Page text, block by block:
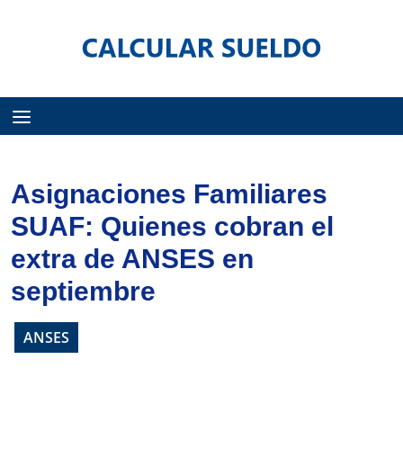
Asignaciones Familiares
SUAF: Quienes cobran el
extra de ANSES en
septiembre
ANSES